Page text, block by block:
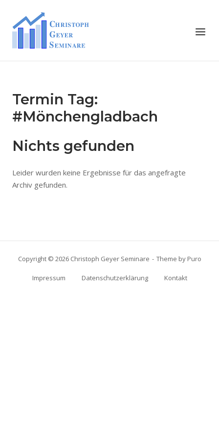
content
Home
Menu
Termin Tag:
#Mönchengladbach
Nichts gefunden
Leider wurden keine Ergebnisse für das angefragte
Archiv gefunden.
Copyright © 2026 Christoph Geyer Seminare Theme by Puro
Impressum Datenschutzerklärung Kontakt